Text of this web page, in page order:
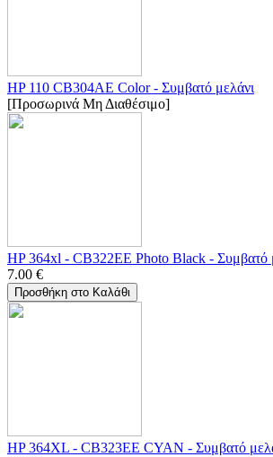
HP 110 CB304AE Color - Συμβατό μελάνι
[Προσωρινά Μη Διαθέσιμο]
HP 364xl - CB322EE Photo Black - Συμβατό
7.00 €
Προσθήκη στο Καλάθι
HP 364XL - CB323EE CYAN - Συμβατό